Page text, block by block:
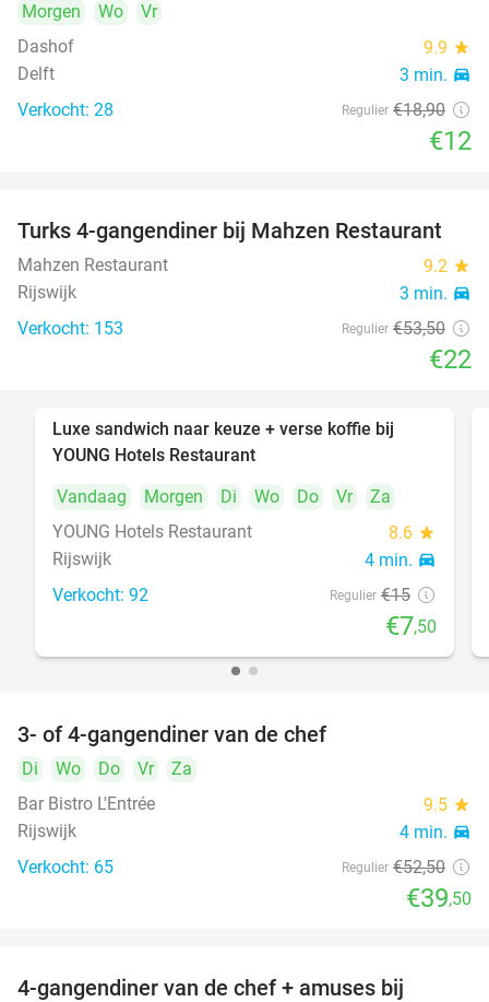
Morgen Wo
Vr
Dashof
9.9 star
Delft 3 min. directions_car
Verkocht: 28 Regulier €18,90
€12
59%
Turks 4-gangendiner bij Mahzen Restaurant
Mahzen Restaurant 9.2 star
Rijswijk 3 min. directions_car
Verkocht: 153 Regulier €53,50
€22
Luxe sandwich naar keuze + verse koffie bij
YOUNG Hotels Restaurant
Vandaag
Morgen Di Wo Do Vr
Za
YOUNG Hotels Restaurant
8.6 star
Rijswijk 4 min. directions_car
Verkocht: 92 Regulier €15
€7,50
3- of 4-gangendiner van de chef
Di Wo Do Vr
Za
Bar Bistro L'Entrée
9.5 star
Rijswijk 4 min. directions_car
Verkocht: 65 Regulier €52,50
€39,50
4-gangendiner van de chef + amuses bij